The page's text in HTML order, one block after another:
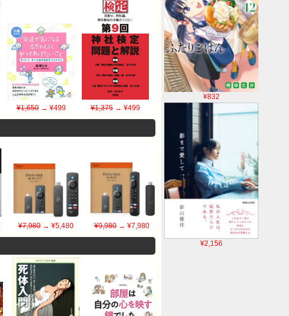
¥832
¥2,156
¥1,650 → ¥499 ¥1,375→ ¥499
¥7,980→ ¥5,480 ¥9,980→ ¥7,980